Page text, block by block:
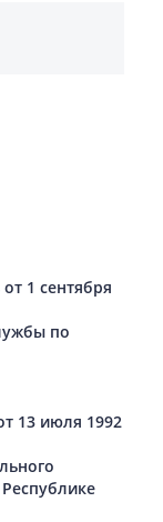
1 сентября
по
13 июля 1992